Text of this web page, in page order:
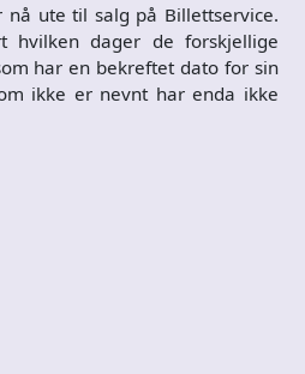
ute til salg på Billettservice.
hvilken dager de forskjellige
har en bekreftet dato for sin
ikke er nevnt har enda ikke